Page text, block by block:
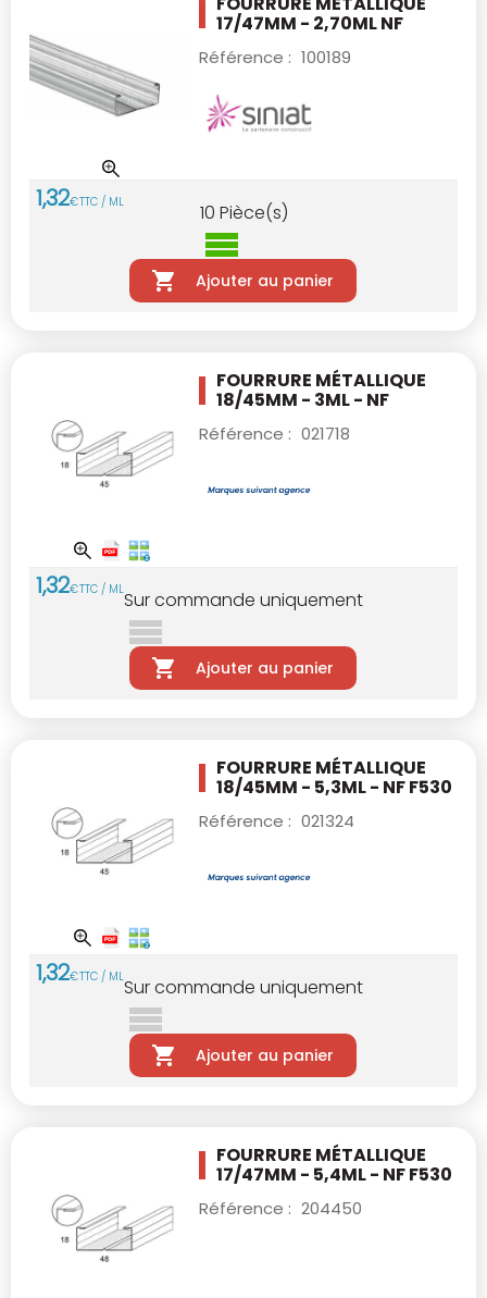
17/47MM - 2,70ML NF
Référence : 100189
1,32€TTC / ML 10 Pièce(s)
Ajouter au panier
FOURRURE MÉTALLIQUE
18/45MM - 3ML - NF
Référence : 021718
1,32€TTC / MLSur commande uniquement
Ajouter au panier
FOURRURE MÉTALLIQUE
18/45MM - 5,3ML - NFF530
Référence : 021324
1,32€TTC / MLSur commande uniquement
Ajouter au panier
FOURRURE MÉTALLIQUE
17/47MM - 5,4ML - NFF530
Référence : 204450